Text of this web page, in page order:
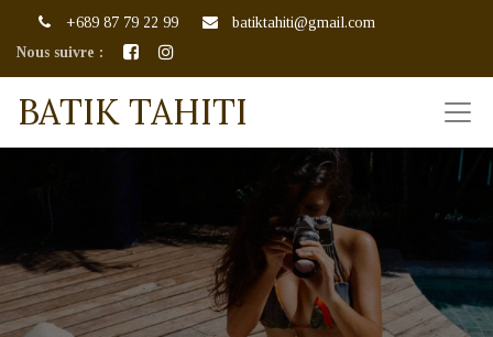
+689 87 79 22 99
batiktahiti@gmail.com
Nous suivre :
BATIK TAHITI